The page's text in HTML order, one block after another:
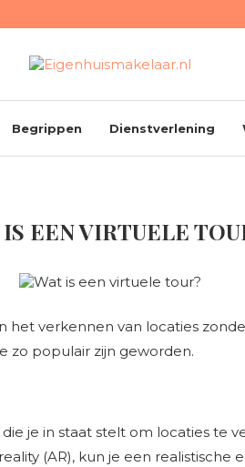
Begrippen Dienstverlening
IS EEN VIRTUELE
verkennen van locaties
zo populair zijn geworden.
je in staat stelt om locaties te
(AR), kun je een